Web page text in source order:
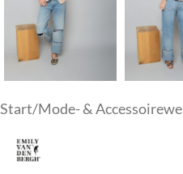
Start/Mode- &